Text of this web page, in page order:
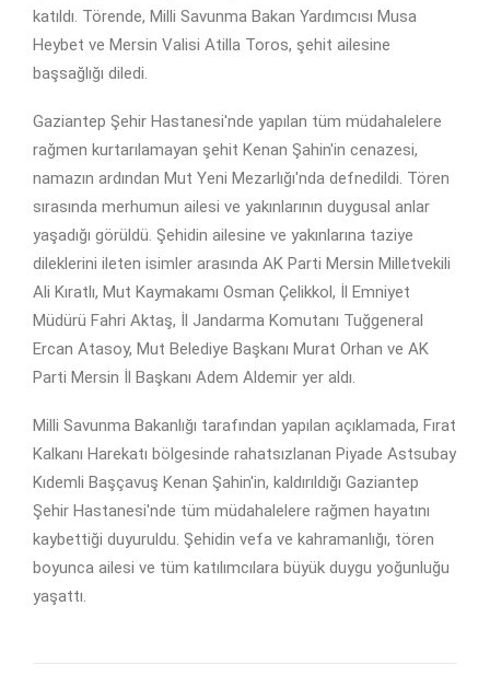
katıldı. Törende, Milli Savunma Bakan Yardımcısı Musa
Heybet ve Mersin Valisi Atilla Toros, şehit ailesine
başsağlığı diledi.
Gaziantep Şehir Hastanesi'nde yapılan tüm müdahalelere
rağmen kurtarılamayan şehit Kenan Şahin'in cenazesi,
namazın ardından Mut Yeni Mezarlığı'nda defnedildi. Tören
sırasında merhumun ailesi ve yakınlarının duygusal anlar
yaşadığı görüldü. Şehidin ailesine ve yakınlarına taziye
dileklerini ileten isimler arasında AK Parti Mersin Milletvekili
Ali Kıratlı, Mut Kaymakamı Osman Çelikkol, İl Emniyet
Müdürü Fahri Aktaş, İl Jandarma Komutanı Tuğgeneral
Ercan Atasoy, Mut Belediye Başkanı Murat Orhan ve AK
Parti Mersin İl Başkanı Adem Aldemir yer aldı.
Milli Savunma Bakanlığı tarafından yapılan açıklamada, Fırat
Kalkanı Harekatı bölgesinde rahatsızlanan Piyade Astsubay
Kıdemli Başçavuş Kenan Şahin'in, kaldırıldığı Gaziantep
Şehir Hastanesi'nde tüm müdahalelere rağmen hayatını
kaybettiği duyuruldu. Şehidin vefa ve kahramanlığı, tören
boyunca ailesi ve tüm katılımcılara büyük duygu yoğunluğu
yaşattı.